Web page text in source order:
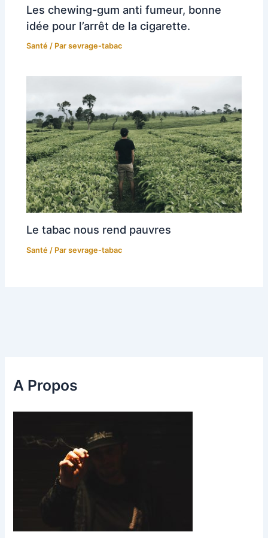
Les chewing-gum anti fumeur, bonne
idée pour l’arrêt de la cigarette.
Santé / Parsevrage-tabac
Le tabac nous rend pauvres
Santé / Parsevrage-tabac
A Propos